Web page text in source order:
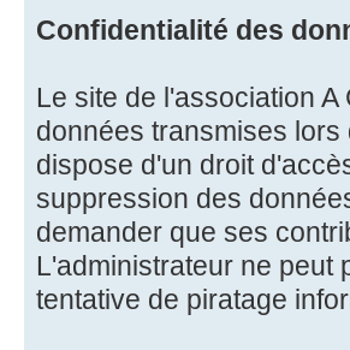
Confidentialité des
Le site de l'association
données transmises lors
dispose d'un droit
suppression des
demander que ses
L'administrateur ne peut
tentative de piratage